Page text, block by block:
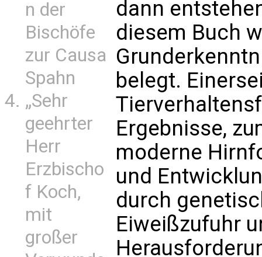
n der
Bischöfe
zur Causa
Spahn
„Sehr
geehrter
Herr
Erzbischo
f Koch,
mit
großer
dann
diesem Buch
belegt.
Ergebnisse,
moderne
und
durch
Eiweißzufuhr